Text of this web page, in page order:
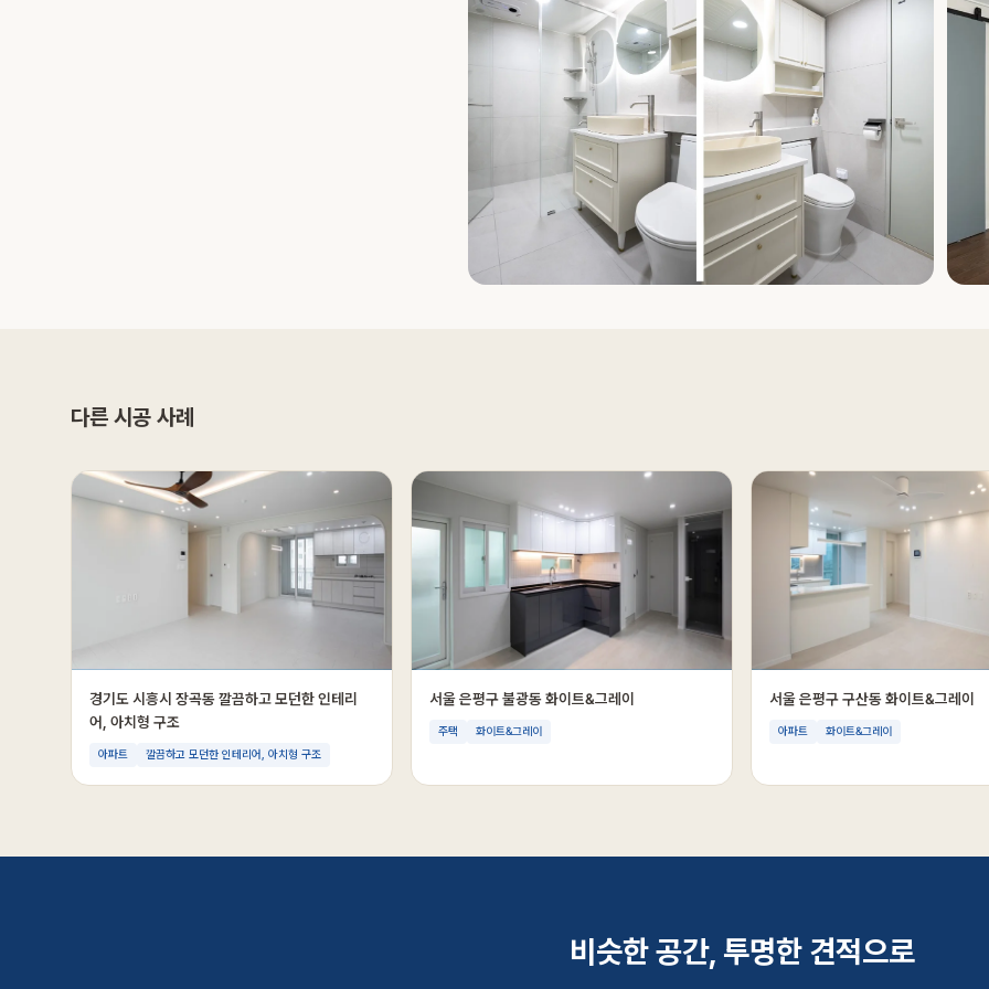
다른 시공 사례
경기도 시흥시 장곡동 깔끔하고 모던한 인테리
어, 아치형 구조
아파트 깔끔하고 모던한 인테리어, 아치형 구조
서울 은평구 불광동 화이트&그레이
주택 화이트&그레이
서울 은평구 구산동 화이트&그레이
아파트 화이트&그레이
비슷한 공간, 투명한 견적으로